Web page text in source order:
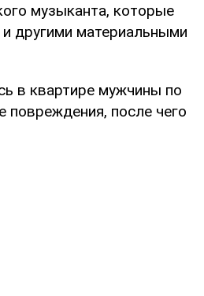
музыканта, которые
другими материальными
в квартире мужчины по
после чего